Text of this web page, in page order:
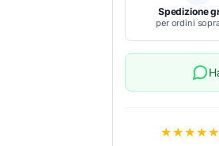
Spedizione
per ordini
★★★★★